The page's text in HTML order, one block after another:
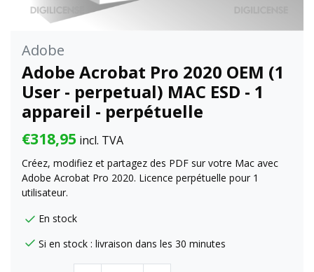
Adobe
Adobe Acrobat Pro 2020 OEM (1
User - perpetual) MAC ESD - 1
appareil - perpétuelle
€318,95 incl. TVA
Créez, modifiez et partagez des PDF sur votre Mac avec
Adobe Acrobat Pro 2020. Licence perpétuelle pour 1
utilisateur.
En stock
Si en stock : livraison dans les 30 minutes